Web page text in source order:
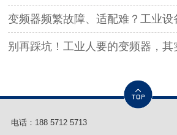
变频器频繁故障、适配难？工业设备的“场景
别再踩坑！工业人要的变频器，其
电话： 188 5712 5713